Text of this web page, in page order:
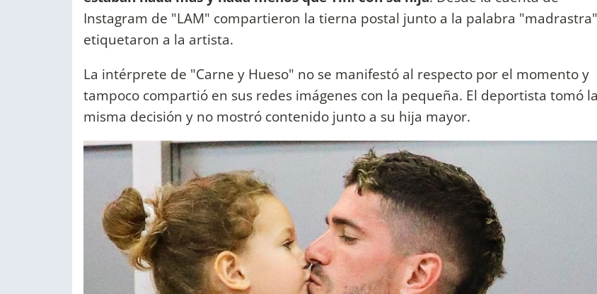
Instagram de "LAM" compartieron la tierna postal junto a la palabra
etiquetaron a la artista.
La intérprete de "Carne y Hueso" no se manifestó al respecto por el momento y
tampoco compartió en sus redes imágenes con la pequeña. El deportista tomó la
misma decisión y no mostró contenido junto a su hija mayor.